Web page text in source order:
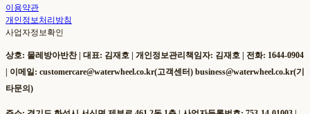
이용약관
개인정보처리방침
사업자정보확인
상호: 물레방아반찬 | 대표: 김재호 | 개인정보관리책임자: 김재호 | 전화: 1644-0904
| 이메일: customercare@waterwheel.co.kr(고객센터) business@waterwheel.co.kr(기
타문의)